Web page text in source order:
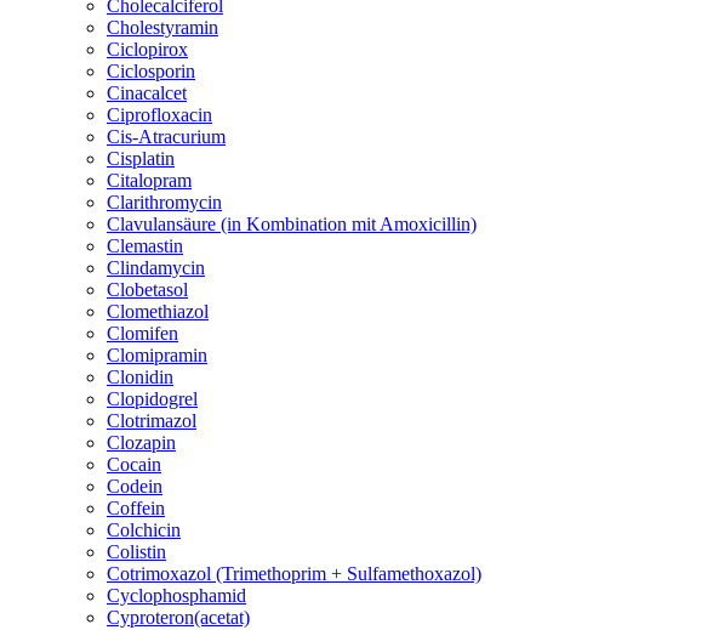
Cholecalciferol
Cholestyramin
Ciclopirox
Ciclosporin
Cinacalcet
Ciprofloxacin
Cis-Atracurium
Cisplatin
Citalopram
Clarithromycin
Clavulansäure (in Kombination mit Amoxicillin)
Clemastin
Clindamycin
Clobetasol
Clomethiazol
Clomifen
Clomipramin
Clonidin
Clopidogrel
Clotrimazol
Clozapin
Cocain
Codein
Coffein
Colchicin
Colistin
Cotrimoxazol (Trimethoprim + Sulfamethoxazol)
Cyclophosphamid
Cyproteron(acetat)